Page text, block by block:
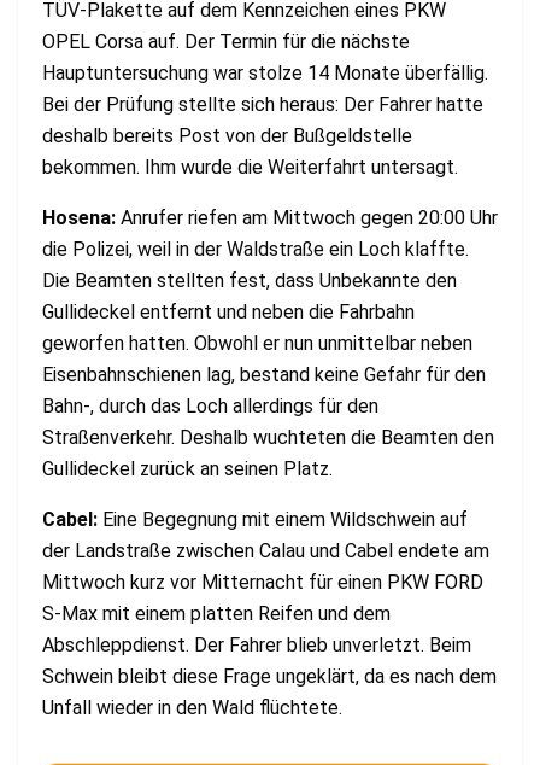
TÜV-Plakette auf dem Kennzeichen eines PKW
OPEL Corsa auf. Der Termin für die nächste
Hauptuntersuchung war stolze 14 Monate überfällig.
Bei der Prüfung stellte sich heraus: Der Fahrer hatte
deshalb bereits Post von der Bußgeldstelle
bekommen. Ihm wurde die Weiterfahrt untersagt.
Hosena: Anrufer riefen am Mittwoch gegen 20:00 Uhr
die Polizei, weil in der Waldstraße ein Loch klaffte.
Die Beamten stellten fest, dass Unbekannte den
Gullideckel entfernt und neben die Fahrbahn
geworfen hatten. Obwohl er nun unmittelbar neben
Eisenbahnschienen lag, bestand keine Gefahr für den
Bahn-, durch das Loch allerdings für den
Straßenverkehr. Deshalb wuchteten die Beamten den
Gullideckel zurück an seinen Platz.
Cabel: Eine Begegnung mit einem Wildschwein auf
der Landstraße zwischen Calau und Cabel endete am
Mittwoch kurz vor Mitternacht für einen PKW FORD
S-Max mit einem platten Reifen und dem
Abschleppdienst. Der Fahrer blieb unverletzt. Beim
Schwein bleibt diese Frage ungeklärt, da es nach dem
Unfall wieder in den Wald flüchtete.